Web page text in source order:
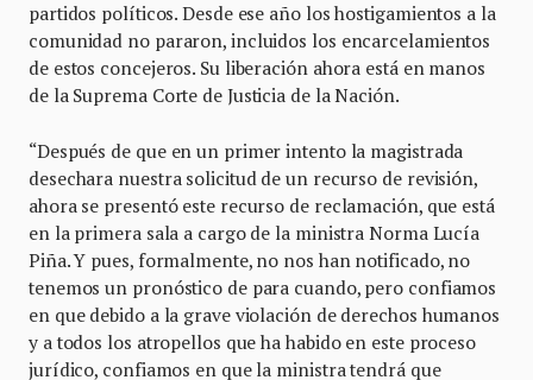
partidos políticos. Desde ese año los hostigamientos a la
comunidad no pararon, incluidos los encarcelamientos
de estos concejeros. Su liberación ahora está en manos
de la Suprema Corte de Justicia de la Nación.
“Después de que en un primer intento la magistrada
desechara nuestra solicitud de un recurso de revisión,
ahora se presentó este recurso de reclamación, que está
en la primera sala a cargo de la ministra Norma Lucía
Piña. Y pues, formalmente, no nos han notificado, no
tenemos un pronóstico de para cuando, pero confiamos
en que debido a la grave violación de derechos humanos
y a todos los atropellos que ha habido en este proceso
jurídico, confiamos en que la ministra tendrá que